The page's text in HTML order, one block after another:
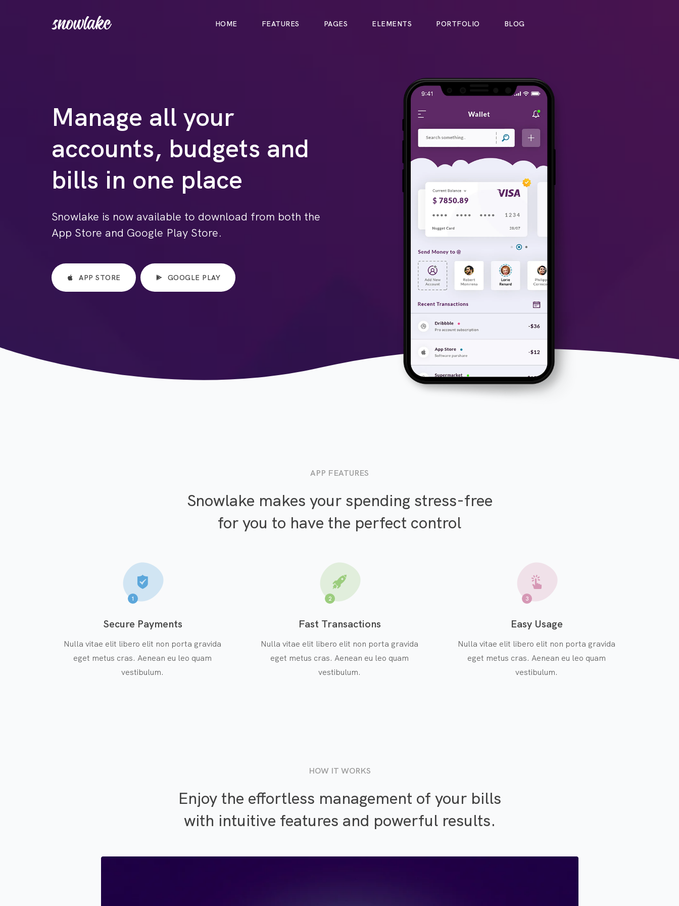
HOME FEATURES PAGES ELEMENTS PORTFOLIO BLOG
Manage all your
accounts, budgets and
bills in one place
Snowlake is now available to download from both the
App Store and Google Play Store.
APP STORE GOOGLE PLAY
APP FEATURES
Snowlake makes your spending stress-free
for you to have the perfect control
1
Secure Payments
Nulla vitae elit libero elit non porta gravida
eget metus cras. Aenean eu leo quam
vestibulum.
2
Fast Transactions
Nulla vitae elit libero elit non porta gravida
eget metus cras. Aenean eu leo quam
vestibulum.
3
Easy Usage
Nulla vitae elit libero elit non porta gravida
eget metus cras. Aenean eu leo quam
vestibulum.
HOW IT WORKS
Enjoy the effortless management of your bills
with intuitive features and powerful results.